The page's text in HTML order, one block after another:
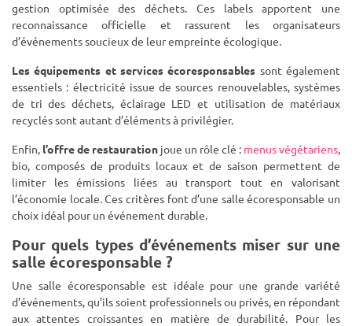
gestion optimisée des déchets. Ces labels apportent une
reconnaissance officielle et rassurent les organisateurs
d’événements soucieux de leur empreinte écologique.
Les équipements et services écoresponsables sont également
essentiels : électricité issue de sources renouvelables, systèmes
de tri des déchets, éclairage LED et utilisation de matériaux
recyclés sont autant d’éléments à privilégier.
Enfin, l’offre de restauration joue un rôle clé : menus végétariens,
bio, composés de produits locaux et de saison permettent de
limiter les émissions liées au transport tout en valorisant
l’économie locale. Ces critères font d’une salle écoresponsable un
choix idéal pour un événement durable.
Pour quels types d’événements miser sur une
salle écoresponsable ?
Une salle écoresponsable est idéale pour une grande variété
d’événements, qu’ils soient professionnels ou privés, en répondant
aux attentes croissantes en matière de durabilité. Pour les